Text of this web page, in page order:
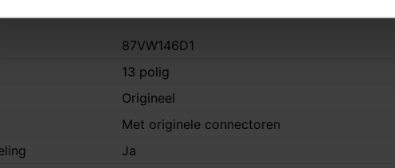
87VW146D1
13 polig
Origineel
Met originele connectoren
Ja